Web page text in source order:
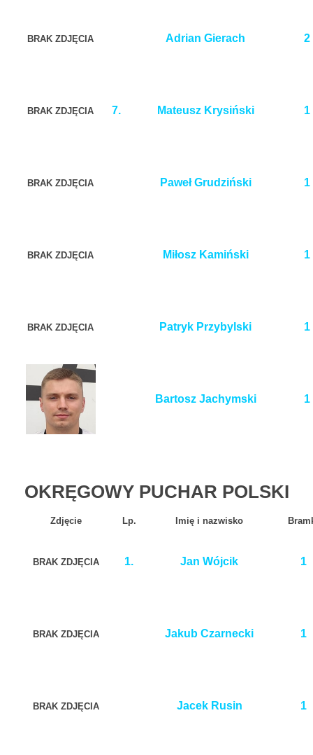
BRAK ZDJĘCIA Adrian Gierach 2
BRAK ZDJĘCIA 7. Mateusz Krysiński 1
BRAK ZDJĘCIA Paweł Grudziński 1
BRAK ZDJĘCIA Miłosz Kamiński 1
BRAK ZDJĘCIA Patryk Przybylski 1
Bartosz Jachymski 1
OKRĘGOWY PUCHAR POLSKI
Zdjęcie Lp. Imię i nazwisko
BRAK ZDJĘCIA 1. Jan Wójcik 1
BRAK ZDJĘCIA Jakub Czarnecki 1
BRAK ZDJĘCIA Jacek Rusin 1